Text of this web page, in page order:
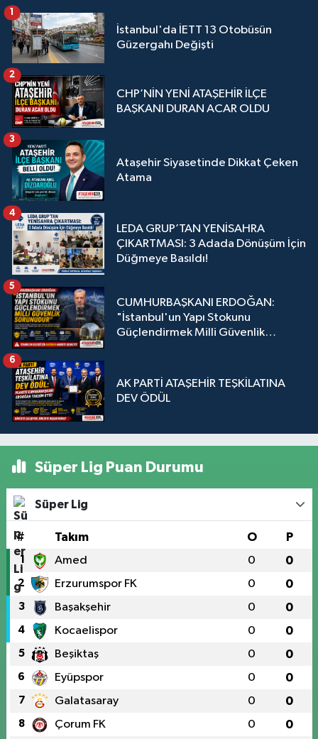
İstanbul'da İETT 13 Otobüsün
Güzergahı Değişti
1
CHP’NİN YENİ ATAŞEHİR İLÇE
BAŞKANI DURAN ACAR OLDU
2
Ataşehir Siyasetinde Dikkat Çeken
Atama
3
LEDA GRUP’TAN YENİSAHRA
ÇIKARTMASI: 3 Adada Dönüşüm İçin
Düğmeye Basıldı!
4
CUMHURBAŞKANI ERDOĞAN:
"İstanbul'un Yapı Stokunu
Güçlendirmek Milli Güvenlik
5
AK PARTİ ATAŞEHİR TEŞKİLATINA
DEV ÖDÜL
6
Süper Lig Puan Durumu
Süper Lig
# Takım O P
1 Amed 0 0
2 Erzurumspor FK 0 0
3 Başakşehir 0 0
4 Kocaelispor 0 0
5 Beşiktaş 0 0
6 Eyüpspor 0 0
7 Galatasaray 0 0
8 Çorum FK 0 0